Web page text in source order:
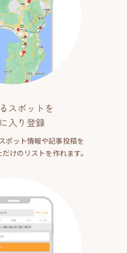
スポットを
入り登録
ポット情報や記事投稿を
けのリストを作れます。